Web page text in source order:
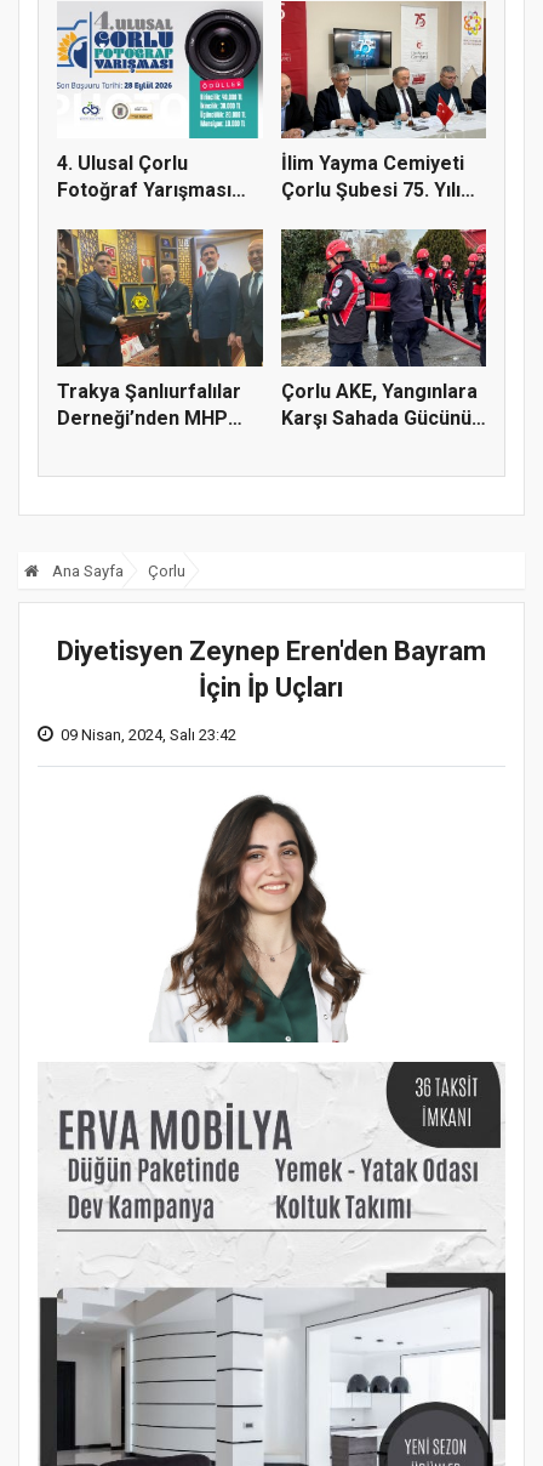
4. Ulusal Çorlu
Fotoğraf Yarışması
İlim Yayma Cemiyeti
Çorlu Şubesi 75. Yılı
Trakya Şanlıurfalılar
Derneği’nden MHP
Çorlu AKE, Yangınlara
Karşı Sahada Gücünü
Ana Sayfa Çorlu
Diyetisyen Zeynep Eren'den Bayram
İçin İp Uçları
09 Nisan, 2024, Salı 23:42